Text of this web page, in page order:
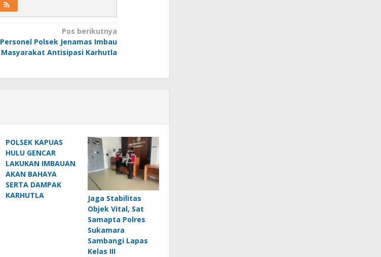
Pos berikutnya
Personel Polsek Jenamas Imbau
Masyarakat Antisipasi Karhutla
POLSEK KAPUAS
HULU GENCAR
LAKUKAN IMBAUAN
AKAN BAHAYA
SERTA DAMPAK
KARHUTLA
Jaga Stabilitas
Objek Vital, Sat
Samapta Polres
Sukamara
Sambangi Lapas
Kelas III